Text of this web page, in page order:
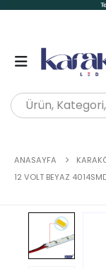
ANASAYFA
12 VOLT BEYAZ